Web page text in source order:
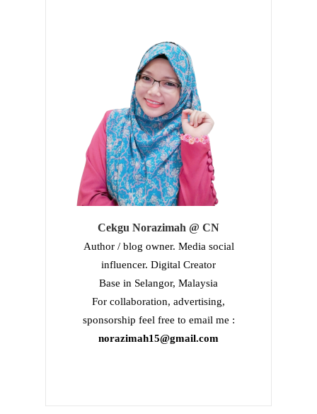
Cekgu Norazimah @ CN
Author / blog owner. Media social
influencer. Digital Creator
Base in Selangor, Malaysia
For collaboration, advertising,
sponsorship feel free to email me :
norazimah15@gmail.com